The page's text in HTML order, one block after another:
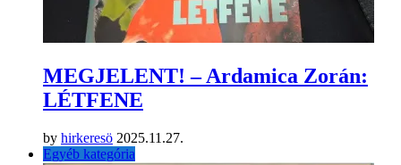
MEGJELENT! – Ardamica Zorán:
LÉTFENE
by hirkeresö 2025.11.27.
Egyéb kategória